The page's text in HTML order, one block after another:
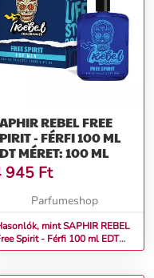
REBEL FREE
- FÉRFI 100 ML
MÉRET: 100 ML
945 Ft
Parfumeshop
mint SAPHIR REBEL
Spirit - Férfi 100 ml EDT
100 ml